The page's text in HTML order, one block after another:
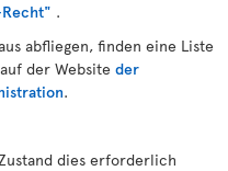
Recht" .
abfliegen, finden eine Liste
der Website der
.
dies erforderlich